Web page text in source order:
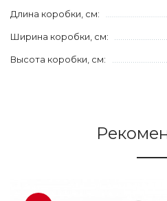
Длина коробки, см:
Ширина коробки, см:
Высота коробки, см: